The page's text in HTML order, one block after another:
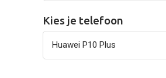
Kies je telefoon